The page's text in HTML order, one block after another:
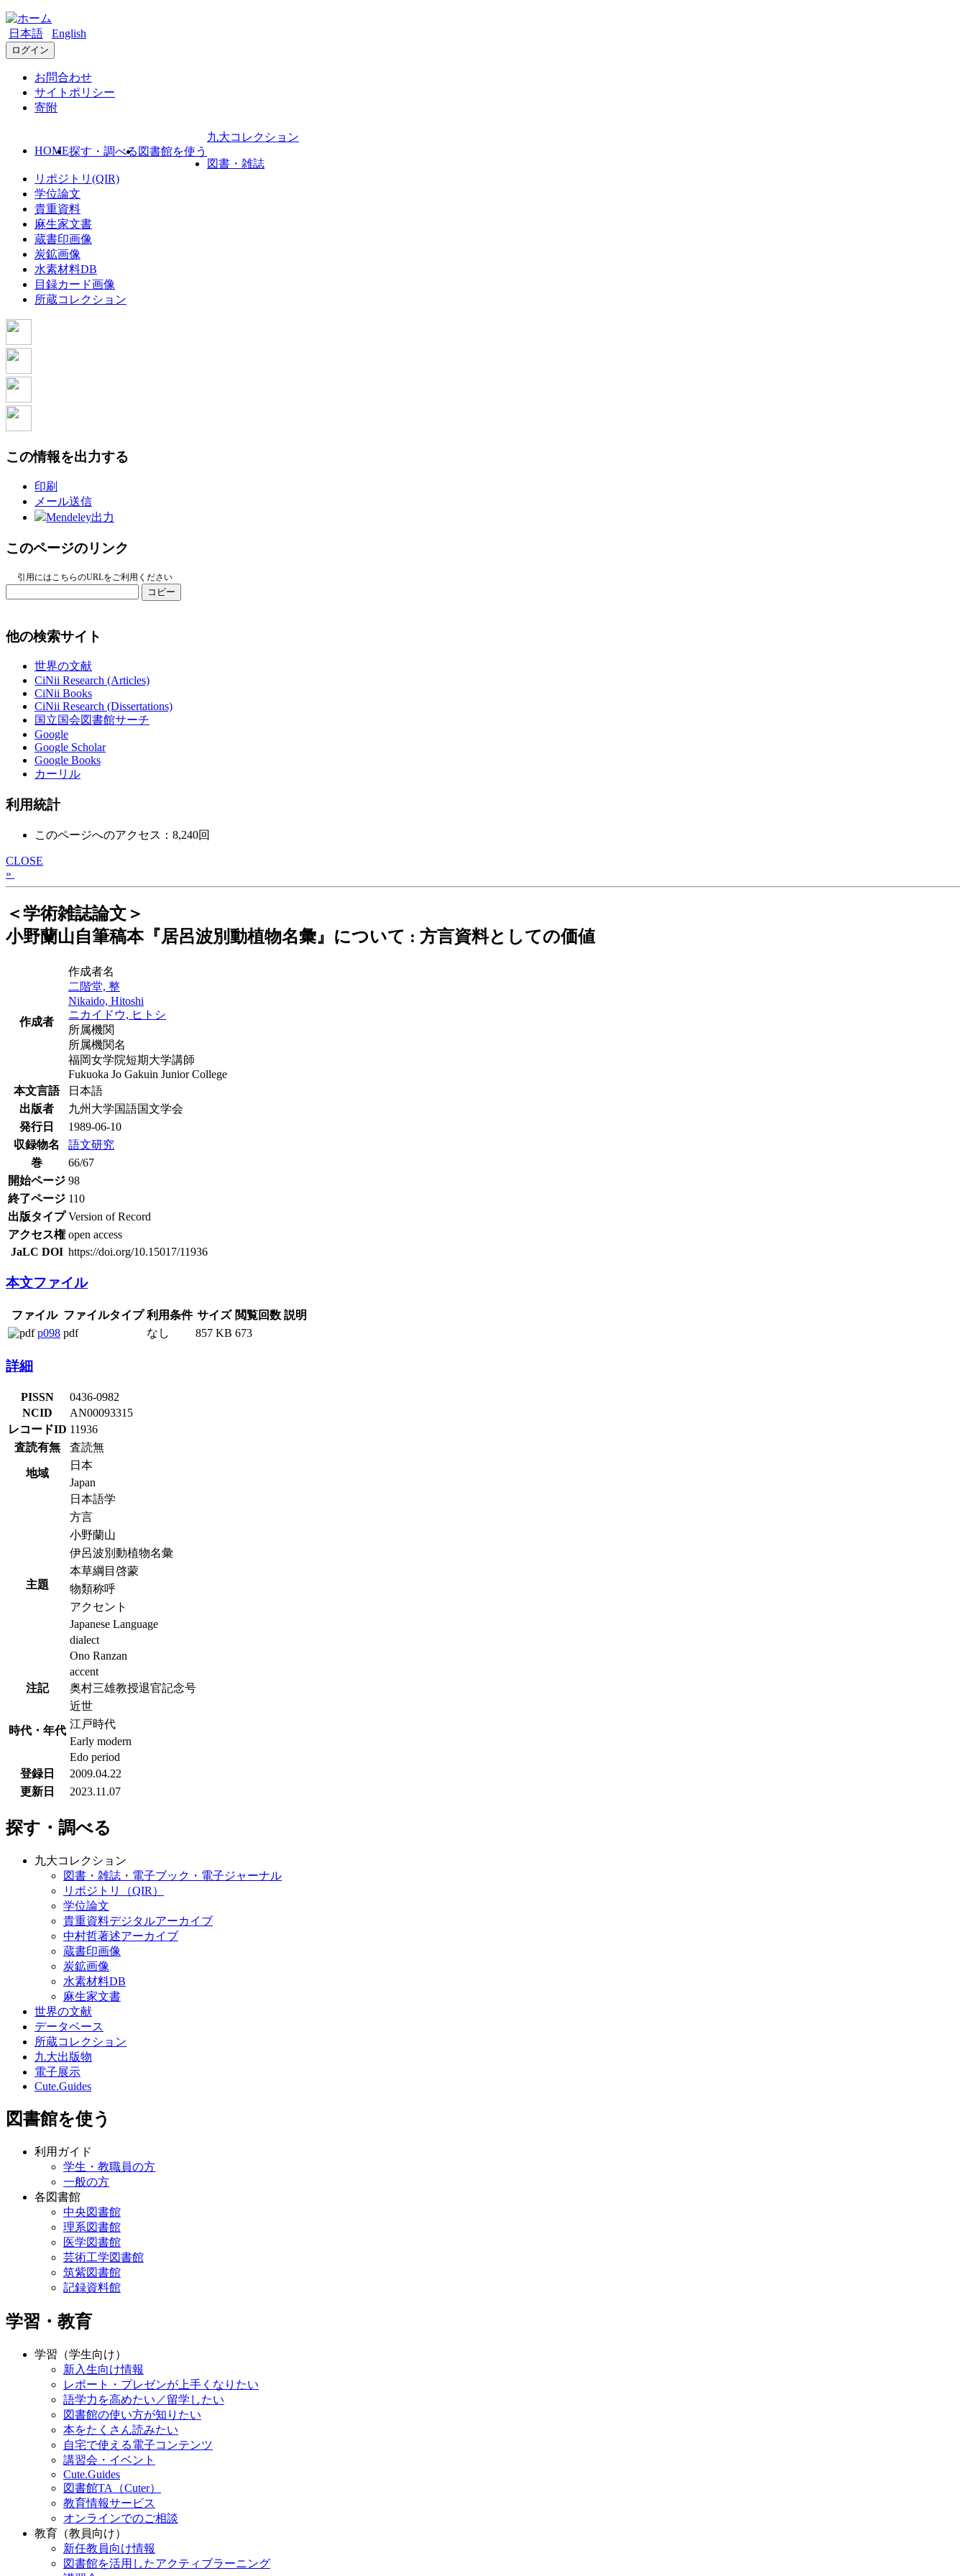
日本語 English
ログイン
お問合わせ
サイトポリシー
寄附
HOME探す・調べる 図書館を使う
九大コレクション
図書・雑誌
リポジトリ(QIR)
学位論文
貴重資料
麻生家文書
蔵書印画像
炭鉱画像
水素材料DB
目録カード画像
所蔵コレクション
この情報を出力する
印刷
メール送信
Mendeley出力
このページのリンク
引用にはこちらのURLをご利用ください
コピー
他の検索サイト
世界の文献
CiNii Research (Articles)
CiNii Books
CiNii Research (Dissertations)
国立国会図書館サーチ
Google
Google Scholar
Google Books
カーリル
利用統計
このページへのアクセス：8,240回
CLOSE
»
＜学術雑誌論文＞
小野蘭山自筆稿本『居呂波別動植物名彙』について : 方言資料としての価値
作成者
作成者名
二階堂, 整
Nikaido, Hitoshi
ニカイドウ, ヒトシ
所属機関
所属機関名
福岡女学院短期大学講師
Fukuoka Jo Gakuin Junior College
本文言語
日本語
出版者
九州大学国語国文学会
発行日
1989-06-10
収録物名
語文研究
巻
66/67
開始ページ 98
終了ページ 110
出版タイプ Version of Record
アクセス権 open access
JaLC DOI https://doi.org/10.15017/11936
本文ファイル
ファイル ファイルタイプ 利用条件 サイズ 閲覧回数 説明
p098
pdf なし 857 KB 673
詳細
PISSN
0436-0982
NCID
AN00093315
レコードID 11936
査読有無
査読無
地域
日本
Japan
主題
日本語学
方言
小野蘭山
伊呂波別動植物名彙
本草綱目啓蒙
物類称呼
アクセント
Japanese Language
dialect
Ono Ranzan
accent
注記
奥村三雄教授退官記念号
時代・年代
近世
江戸時代
Early modern
Edo period
登録日
2009.04.22
更新日
2023.11.07
探す・調べる
九大コレクション
図書・雑誌・電子ブック・電子ジャーナル
リポジトリ（QIR）
学位論文
貴重資料デジタルアーカイブ
中村哲著述アーカイブ
蔵書印画像
炭鉱画像
水素材料DB
麻生家文書
世界の文献
データベース
所蔵コレクション
九大出版物
電子展示
Cute.Guides
図書館を使う
利用ガイド
学生・教職員の方
一般の方
各図書館
中央図書館
理系図書館
医学図書館
芸術工学図書館
筑紫図書館
記録資料館
学習・教育
学習（学生向け）
新入生向け情報
レポート・プレゼンが上手くなりたい
語学力を高めたい／留学したい
図書館の使い方が知りたい
本をたくさん読みたい
自宅で使える電子コンテンツ
講習会・イベント
Cute.Guides
図書館TA（Cuter）
教育情報サービス
オンラインでのご相談
教育（教員向け）
新任教員向け情報
図書館を活用したアクティブラーニング